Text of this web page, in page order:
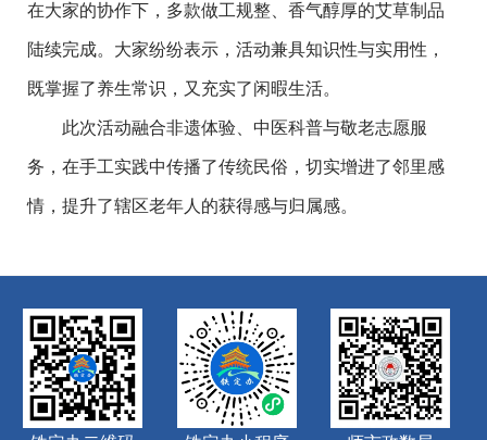
在大家的协作下，多款做工规整、香气醇厚的艾草制品
陆续完成。大家纷纷表示，活动兼具知识性与实用性，
既掌握了养生常识，又充实了闲暇生活。
此次活动融合非遗体验、中医科普与敬老志愿服
务，在手工实践中传播了传统民俗，切实增进了邻里感
情，提升了辖区老年人的获得感与归属感。